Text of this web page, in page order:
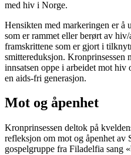
med hiv i Norge.
Hensikten med markeringen er å
som er rammet eller berørt av
framskrittene som er gjort i
smittereduksjon. Kronprinsessen
innsatsen oppe i arbeidet mot
en aids-fri generasjon.
Mot og åpenhet
Kronprinsessen deltok på
refleksjon om mot og åpenhet av
gospelgruppe fra Filadelfia sang